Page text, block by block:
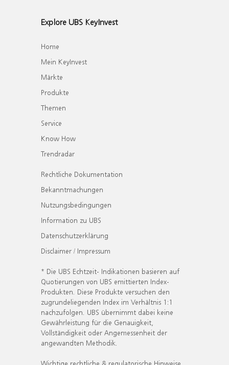
Explore UBS KeyInvest
Home
Mein KeyInvest
Märkte
Produkte
Themen
Service
Know How
Trendradar
Rechtliche Dokumentation
Bekanntmachungen
Nutzungsbedingungen
Information zu UBS
Datenschutzerklärung
Disclaimer / Impressum
* Die UBS Echtzeit- Indikationen basieren auf
Quotierungen von UBS emittierten Index-
Produkten. Diese Produkte versuchen den
zugrundeliegenden Index im Verhältnis 1:1
nachzufolgen. UBS übernimmt dabei keine
Gewährleistung für die Genauigkeit,
Vollständigkeit oder Angemessenheit der
angewandten Methodik.